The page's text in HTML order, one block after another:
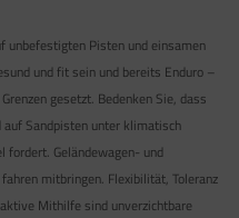
unbefestigten Pisten und einsamen
und fit sein und bereits Enduro –
gesetzt. Bedenken Sie, dass
Sandpisten unter klimatisch
fordert. Geländewagen- und
mitbringen. Flexibilität, Toleranz
Mithilfe sind unverzichtbare